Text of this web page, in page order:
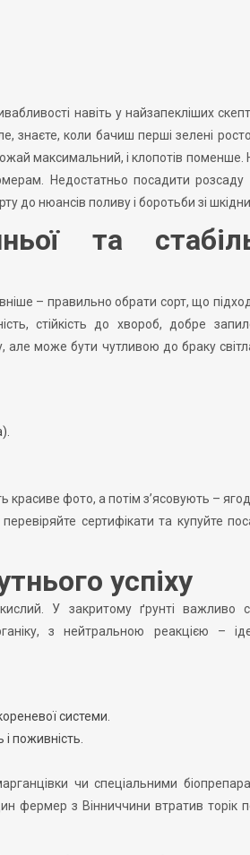
навіть у найзапекліших
знаєте, коли бачиш перші зелені
максимальний, і клопотів поменше.
Недостатньо посадити
до нюансів поливу і боротьби зі
та
– правильно обрати сорт, що
стійкість до хвороб, добре
але може бути чутливою до браку
фото, а потім з’ясовують –
сертифікати та купуйте
успіху
У закритому ґрунті важливо
з нейтральною реакцією –
системи.
поживність.
чи спеціальними
фермер з Вінниччини втратив торік